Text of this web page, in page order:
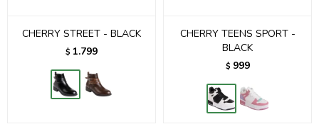
CHERRY STREET - BLACK
$ 1.799
CHERRY TEENS SPORT -
BLACK
$ 999